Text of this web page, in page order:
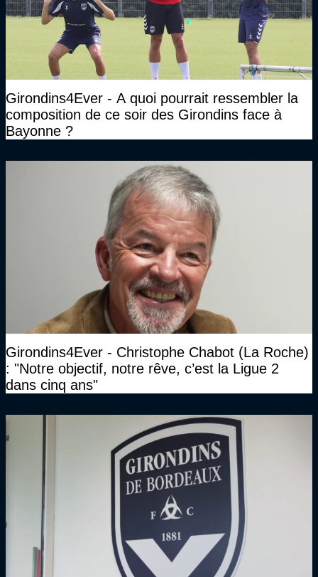
Girondins4Ever - A quoi pourrait ressembler la
composition de ce soir des Girondins face à
Bayonne ?
Girondins4Ever - Christophe Chabot (La Roche)
: "Notre objectif, notre rêve, c’est la Ligue 2
dans cinq ans"